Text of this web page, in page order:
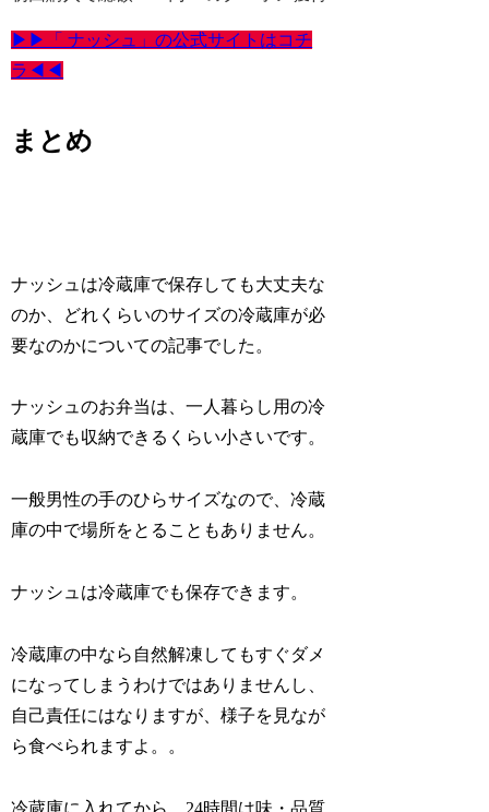
▶▶「 ナッシュ」の公式サイトはコチ
ラ◀◀
まとめ
ナッシュは冷蔵庫で保存しても大丈夫な
のか、どれくらいのサイズの冷蔵庫が必
要なのかについての記事でした。
ナッシュのお弁当は、一人暮らし用の冷
蔵庫でも収納できるくらい小さいです。
一般男性の手のひらサイズなので、冷蔵
庫の中で場所をとることもありません。
ナッシュは冷蔵庫でも保存できます。
冷蔵庫の中なら自然解凍してもすぐダメ
になってしまうわけではありませんし、
自己責任にはなりますが、様子を見なが
ら食べられますよ。。
冷蔵庫に入れてから、24時間は味・品質